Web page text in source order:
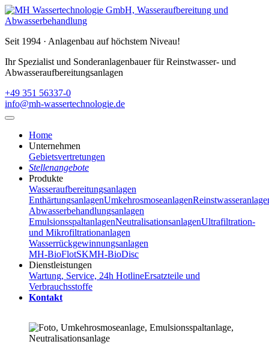
Seit 1994 · Anlagenbau auf höchstem Niveau!
Ihr Spezialist und Sonderanlagenbauer für Reinstwasser- und
Abwasseraufbereitungsanlagen
+49 351 56337-0
info@mh-wassertechnologie.de
Home
Unternehmen
Gebietsvertretungen
Stellenangebote
Produkte
Wasseraufbereitungsanlagen
EnthärtungsanlagenUmkehrosmoseanlagen
Abwasserbehandlungsanlagen
EmulsionsspaltanlagenNeutralisationsanlagenUltrafiltration-
und Mikrofiltrationanlagen
Wasserrückgewinnungsanlagen
MH-BioFlotSKMH-BioDisc
Dienstleistungen
Wartung, Service, 24h HotlineErsatzteile und
Verbrauchsstoffe
Kontakt